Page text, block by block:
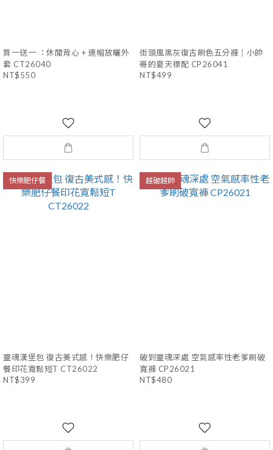
買一送一 ：休閒背心 + 連帽放曬外
套 CT26040
NT$550
街頭風黑灰復古刷色五分褲｜小帥
哥的夏天標配 CP26041
NT$499
快樂肥仔餐
靈魂漢堡包 復古美式感！快樂肥仔
餐印花寬鬆短T CT26022
NT$399
越破越帥
破到靈魂深處 空氣感率性老爹刷破
寬褲 CP26021
NT$480